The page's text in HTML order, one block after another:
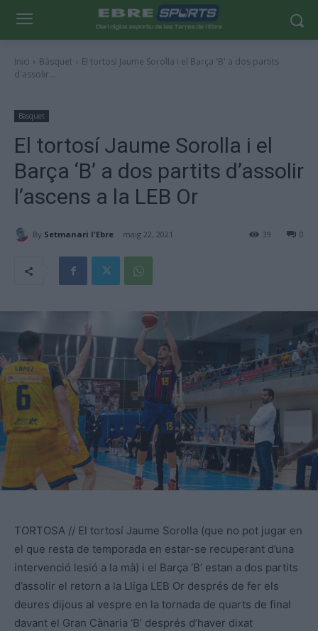
Inici Bàsquet
El tortosí Jaume Sorolla i el Barça 'B' a dos partits
d'assolir...
Bàsquet
El tortosí Jaume Sorolla i el
Barça ‘B’ a dos partits d’assolir
l’ascens a la LEB Or
By Setmanari l'Ebre maig 22, 2021 0
39
TORTOSA // El tortosí Jaume Sorolla (que no pot jugar en
el que resta de temporada en estar-se recuperant d’una
intervenció lesió a la mà) i el Barça ‘B’ estan a dos partits
d’assolir el retorn a la Lliga LEB Or després de fer els
deures dijous al vespre en la tornada de quarts de final
davant el Gran Cànaria ‘B’ després d’haver dixat